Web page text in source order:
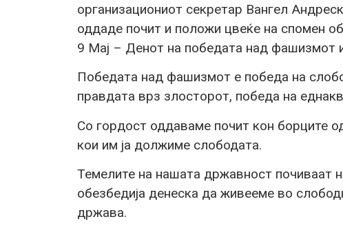
организациониот секретар Вангел
оддаде почит и положи цвеќе на спомен
9 Мај – Денот на победата над фашизмот
Победата над фашизмот е победа на
правдата врз злосторот, победа на
Со гордост оддаваме почит кон борците
кои им ја должиме слободата.
Темелите на нашата државност почиваат
обезбедија денеска да живееме во
држава.